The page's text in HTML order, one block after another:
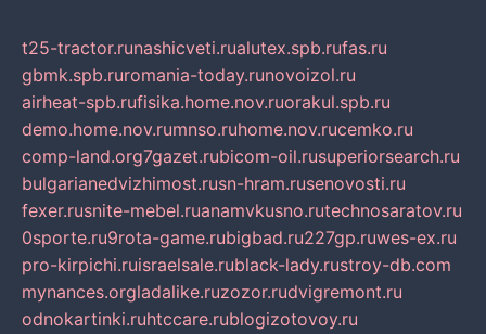
t25-tractor.runashicveti.rualutex.spb.rufas.ru
gbmk.spb.ruromania-today.runovoizol.ru
airheat-spb.rufisika.home.nov.ruorakul.spb.ru
demo.home.nov.rumnso.ruhome.nov.rucemko.ru
comp-land.org7gazet.rubicom-oil.rusuperiorsearch.ru
bulgarianedvizhimost.rusn-hram.rusenovosti.ru
fexer.rusnite-mebel.ruanamvkusno.rutechnosaratov.ru
0sporte.ru9rota-game.rubigbad.ru227gp.ruwes-ex.ru
pro-kirpichi.ruisraelsale.rublack-lady.rustroy-db.com
mynances.orgladalike.ruzozor.rudvigremont.ru
odnokartinki.ruhtccare.rublogizotovoy.ru